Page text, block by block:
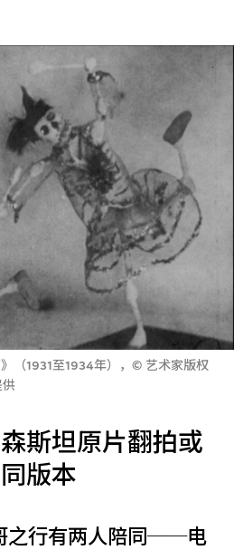
（1931至1934年），© 艺术家版权
斯坦原片翻拍或
版本
之行有两人陪同──电